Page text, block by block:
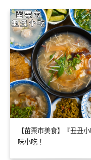
【苗栗市美食】『丑丑
味小吃！